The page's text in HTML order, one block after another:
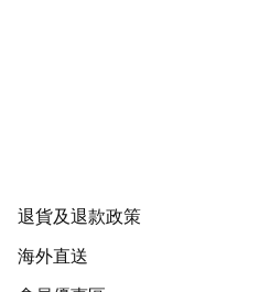
退貨及退款政策
海外直送